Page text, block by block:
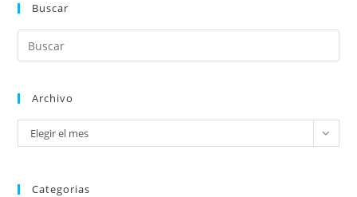
Buscar
Archivo
Elegir el mes
Categorias